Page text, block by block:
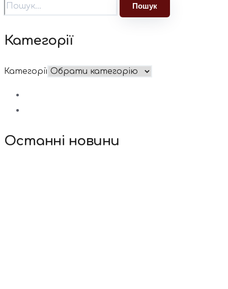
Категорії
Категорії
Останні новини